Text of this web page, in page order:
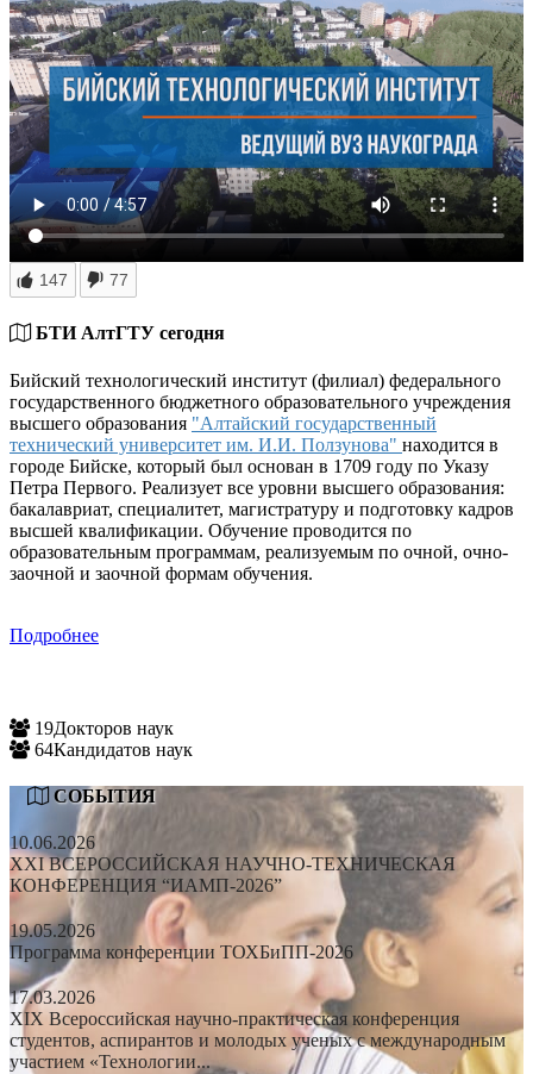
147 77
БТИ АлтГТУ сегодня
Бийский технологический институт (филиал) федерального
государственного бюджетного образовательного учреждения
высшего образования "Алтайский государственный
технический университет им. И.И. Ползунова" находится в
городе Бийске, который был основан в 1709 году по Указу
Петра Первого. Реализует все уровни высшего образования:
бакалавриат, специалитет, магистратуру и подготовку кадров
высшей квалификации. Обучение проводится по
образовательным программам, реализуемым по очной, очно-
заочной и заочной формам обучения.
Подробнее
19Докторов наук
64Кандидатов наук
СОБЫТИЯ
10.06.2026
XXI ВСЕРОССИЙСКАЯ НАУЧНО-ТЕХНИЧЕСКАЯ
КОНФЕРЕНЦИЯ “ИАМП-2026”
19.05.2026
Программа конференции ТОХБиПП-2026
17.03.2026
XIX Всероссийская научно-практическая конференция
студентов, аспирантов и молодых ученых с международным
участием «Технологии...